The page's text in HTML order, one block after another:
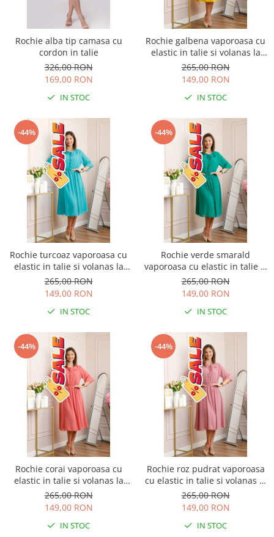
Rochie alba tip camasa cu
cordon in talie
326,00 RON
169,00 RON
IN STOC
Rochie galbena vaporoasa cu
elastic in talie si volanas la
decolteu Allegra
265,00 RON
149,00 RON
IN STOC
-44%
Rochie turcoaz vaporoasa cu
elastic in talie si volanas la
decolteu Allegra
265,00 RON
149,00 RON
IN STOC
-44%
Rochie verde smarald
vaporoasa cu elastic in talie si
volanas la decolteu Allegra
265,00 RON
149,00 RON
IN STOC
-44%
Rochie corai vaporoasa cu
elastic in talie si volanas la
decolteu Allegra
265,00 RON
149,00 RON
IN STOC
-44%
Rochie roz pudrat vaporoasa
cu elastic in talie si volanas la
decolteu Allegra
265,00 RON
149,00 RON
IN STOC